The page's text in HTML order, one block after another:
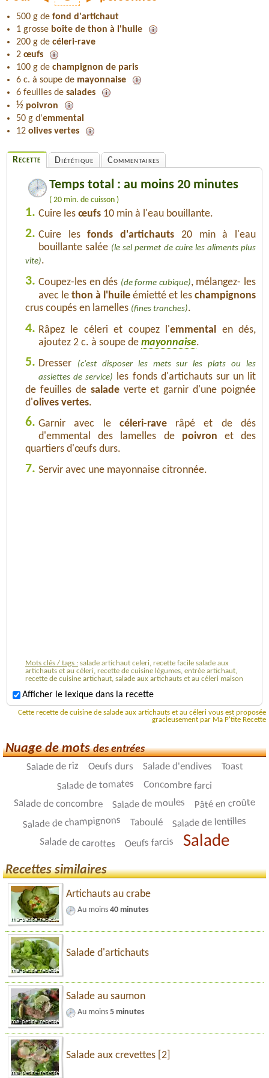
500 g de fond d'artichaut
1 grosse boîte de thon à l'huile
200 g de céleri-rave
2 œufs
100 g de champignon de paris
6 c. à soupe de mayonnaise
6 feuilles de salades
½ poivron
50 g d'emmental
12 olives vertes
Recette Diététique Commentaires
Temps total : au moins 20 minutes
( 20 min. de cuisson )
1. Cuire les œufs 10 min à l'eau bouillante.
2. Cuire lesfonds d'artichauts 20 min à l'eau
bouillante salée (le sel permet de cuire les aliments plus
vite).
3. Coupez-les en dés (de forme cubique), mélangez- les
avec le thon à l'huile émietté et les champignons
crus coupés en lamelles (fines tranches).
4. Râpez le céleri et coupez l'emmental
en dés,
ajoutez 2 c. à soupe de mayonnaise.
5. Dresser
(c'est disposer les mets sur les plats ou les
assiettes de service)
les fonds d'artichauts sur un lit
de feuilles de saladeverte et garnir d'une poignée
d'olives vertes.
6. Garnir avec le céleri-raverâpé et de dés
d'emmental des lamelles de poivron et des
quartiers d'œufs durs.
7. Servir avec une mayonnaise citronnée.
Mots clés / tags : salade artichaut celeri, recette facile salade aux
artichauts et au céleri, recette de cuisine légumes, entrée artichaut,
recette de cuisine artichaut, salade aux artichauts et au céleri maison
Afficher le lexique dans la recette
Cette recette de cuisine de salade aux artichauts et au céleri vous est proposée
gracieusement par Ma P'tite Recette
Nuage de motsdes entrées
Salade de riz Oeufs durs Salade d'endives Toast
Salade de tomates Concombre farci
Salade de concombre Salade de moules Pâté en croûte
Salade de champignons Taboulé Salade de lentilles
Salade de carottes Oeufs farcis Salade
Recettes similaires
Artichauts au crabe
Au moins 40 minutes
Salade d'artichauts
Salade au saumon
Au moins 5 minutes
Salade aux crevettes [2]